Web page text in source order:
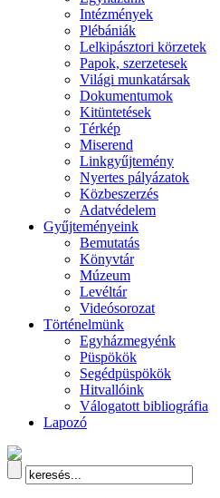
Intézmények
Plébániák
Lelkipásztori körzetek
Papok, szerzetesek
Világi munkatársak
Dokumentumok
Kitüntetések
Térkép
Miserend
Linkgyűjtemény
Nyertes pályázatok
Közbeszerzés
Adatvédelem
Gyűjteményeink
Bemutatás
Könyvtár
Múzeum
Levéltár
Videósorozat
Történelmünk
Egyházmegyénk
Püspökök
Segédpüspökök
Hitvallóink
Válogatott bibliográfia
Lapozó